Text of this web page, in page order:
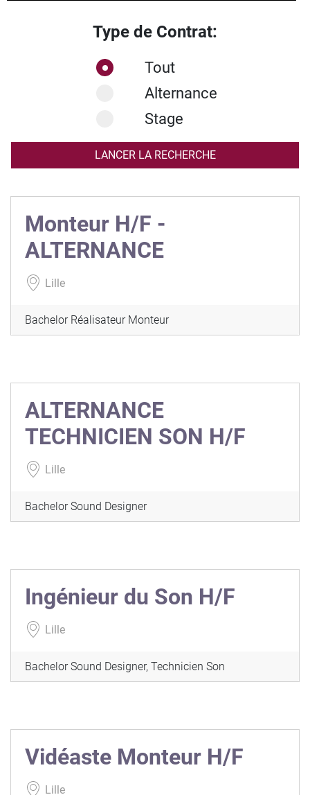
Type de Contrat:
Tout
Alternance
Stage
Monteur H/F -
ALTERNANCE
Lille
Bachelor Réalisateur Monteur
ALTERNANCE
TECHNICIEN SON H/F
Lille
Bachelor Sound Designer
Ingénieur du Son H/F
Lille
Bachelor Sound Designer, Technicien Son
Vidéaste Monteur H/F
Lille